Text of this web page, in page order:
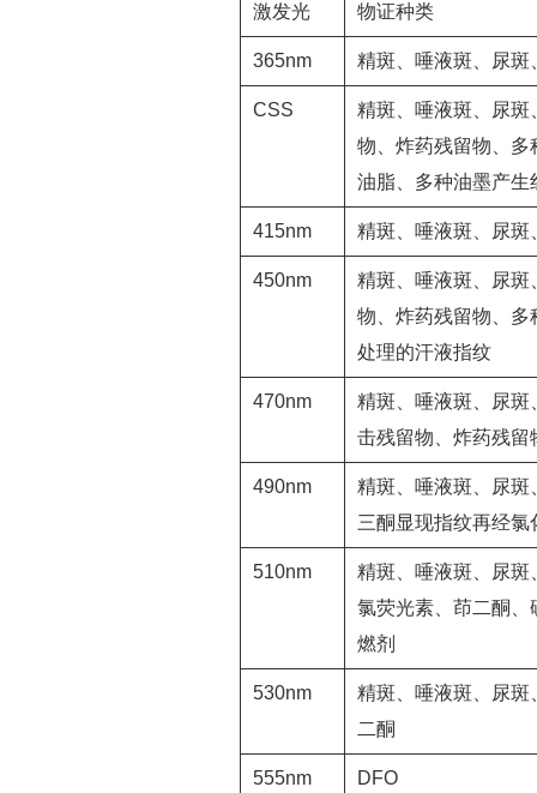
激发光 物证种类
365nm 精斑、唾液斑、尿斑
CSS
精斑、唾液斑、尿斑
物、炸药残留物、
油脂、多种油墨产生
415nm 精斑、唾液斑、尿斑
450nm
精斑、唾液斑、尿斑
物、炸药残留物、
处理的汗液指纹
470nm
精斑、唾液斑、尿
击残留物、炸药残留
490nm
精斑、唾液斑、尿
三酮显现指纹再经
510nm
精斑、唾液斑、尿
氯荧光素、茚二酮、
燃剂
530nm
精斑、唾液斑、尿斑
二酮
555nm DFO